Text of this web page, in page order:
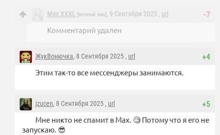
-7
Маx XXXL [вечный бан] , 9 Сентября 2025 , url
Комментарий удален
+4
ЖукВонючка, 8 Сентября 2025 , url
Этим так-то все мессенджеры занимаются.
+5
jzucen, 8 Сентября 2025 , url
Мне никто не спамит в Max. 🧐 Потому что я его не
запускаю. 😎